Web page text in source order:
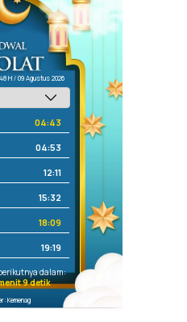
H / 09 Agustus 2026
04:43
04:53
12:11
15:32
18:09
19:19
dalam:
9 detik
Kemenag